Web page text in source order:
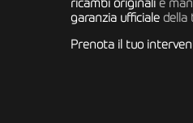
ricambi originali e
garanzia ufficiale della
Prenota il tuo